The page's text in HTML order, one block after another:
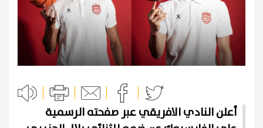
أعلن النادي الافريقي عبر صفحته الرسمية